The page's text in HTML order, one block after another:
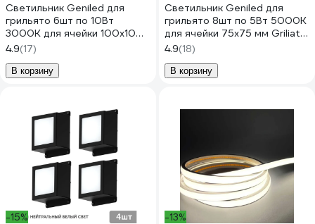
Светильник Geniled для
грильято 6шт по 10Вт
3000К для ячейки 100x100
мм Griliato Tetris
встраиваемый
08903_3000_black
4.9(17)
В корзину
Светильник Geniled для
грильято 8шт по 5Вт 5000К
для ячейки 75x75 мм Griliato
Tetris встраиваемый 08835
4.9(18)
В корзину
-15%
-13%